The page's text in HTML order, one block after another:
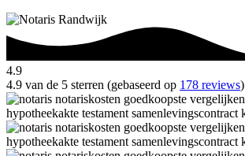
4.9
4.9 van de 5 sterren (gebaseerd op 178 reviews)